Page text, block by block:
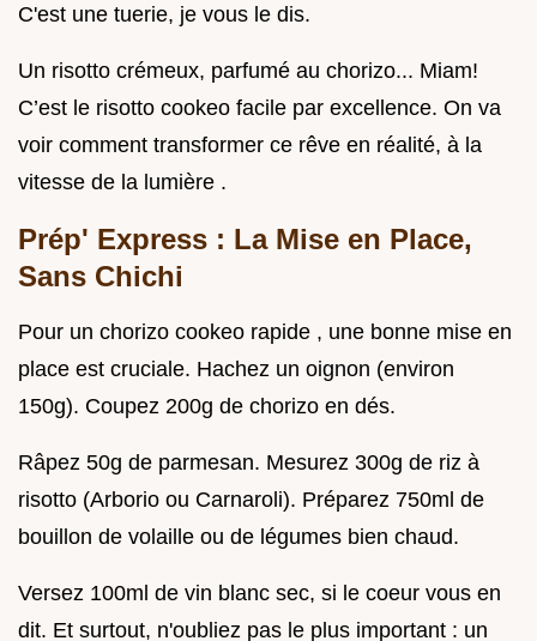
C'est une tuerie, je vous le dis.
Un risotto crémeux, parfumé au chorizo... Miam!
C’est le risotto cookeo facile par excellence. On va
voir comment transformer ce rêve en réalité, à la
vitesse de la lumière .
Prép' Express : La Mise en Place,
Sans Chichi
Pour un chorizo cookeo rapide , une bonne mise en
place est cruciale. Hachez un oignon (environ
150g). Coupez 200g de chorizo en dés.
Râpez 50g de parmesan. Mesurez 300g de riz à
risotto (Arborio ou Carnaroli). Préparez 750ml de
bouillon de volaille ou de légumes bien chaud.
Versez 100ml de vin blanc sec, si le coeur vous en
dit. Et surtout, n'oubliez pas le plus important : un